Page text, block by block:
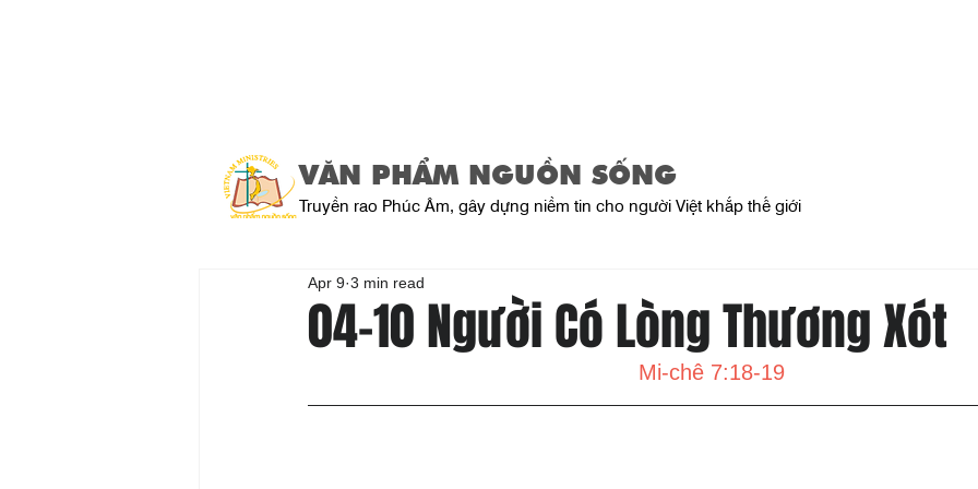
VĂN PHẨM NGUỒN SỐNG
Truyền rao Phúc Âm, gây dựng niềm tin cho người Việt khắp thế giới
04-10 Người Có Lòng Thương Xót
Apr 9 3 min read
Mi-chê 7:18-19